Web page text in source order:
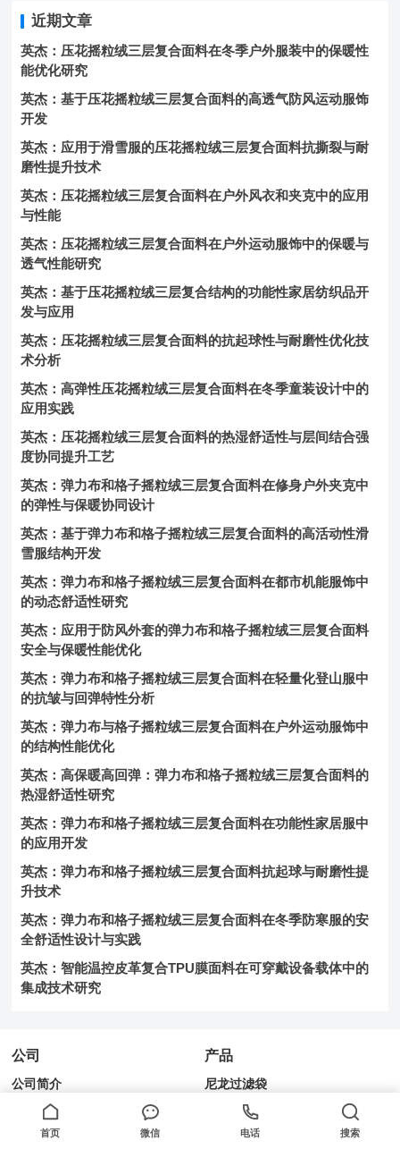
近期文章
英杰：压花摇粒绒三层复合面料在冬季户外服装中的保暖性
能优化研究
英杰：基于压花摇粒绒三层复合面料的高透气防风运动服饰
开发
英杰：应用于滑雪服的压花摇粒绒三层复合面料抗撕裂与耐
磨性提升技术
英杰：压花摇粒绒三层复合面料在户外风衣和夹克中的应用
与性能
英杰：压花摇粒绒三层复合面料在户外运动服饰中的保暖与
透气性能研究
英杰：基于压花摇粒绒三层复合结构的功能性家居纺织品开
发与应用
英杰：压花摇粒绒三层复合面料的抗起球性与耐磨性优化技
术分析
英杰：高弹性压花摇粒绒三层复合面料在冬季童装设计中的
应用实践
英杰：压花摇粒绒三层复合面料的热湿舒适性与层间结合强
度协同提升工艺
英杰：弹力布和格子摇粒绒三层复合面料在修身户外夹克中
的弹性与保暖协同设计
英杰：基于弹力布和格子摇粒绒三层复合面料的高活动性滑
雪服结构开发
英杰：弹力布和格子摇粒绒三层复合面料在都市机能服饰中
的动态舒适性研究
英杰：应用于防风外套的弹力布和格子摇粒绒三层复合面料
安全与保暖性能优化
英杰：弹力布和格子摇粒绒三层复合面料在轻量化登山服中
的抗皱与回弹特性分析
英杰：弹力布与格子摇粒绒三层复合面料在户外运动服饰中
的结构性能优化
英杰：高保暖高回弹：弹力布和格子摇粒绒三层复合面料的
热湿舒适性研究
英杰：弹力布和格子摇粒绒三层复合面料在功能性家居服中
的应用开发
英杰：弹力布和格子摇粒绒三层复合面料抗起球与耐磨性提
升技术
英杰：弹力布和格子摇粒绒三层复合面料在冬季防寒服的安
全舒适性设计与实践
英杰：智能温控皮革复合TPU膜面料在可穿戴设备载体中的
集成技术研究
公司
公司简介
新闻动态
企业文化
产品
尼龙过滤袋
PE过滤袋
PP过滤袋
首页 微信 电话 搜索